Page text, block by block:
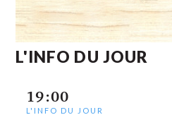
L'INFO DU JOUR
19:00
L'INFO DU JOUR